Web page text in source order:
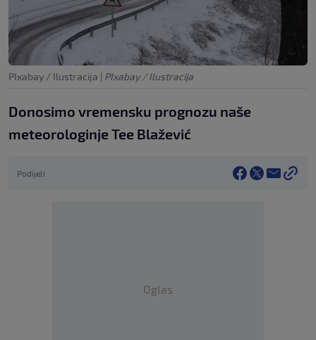
PIxabay / Ilustracija | PIxabay / Ilustracija
Donosimo vremensku prognozu naše
meteorologinje Tee Blažević
Podijeli
Oglas